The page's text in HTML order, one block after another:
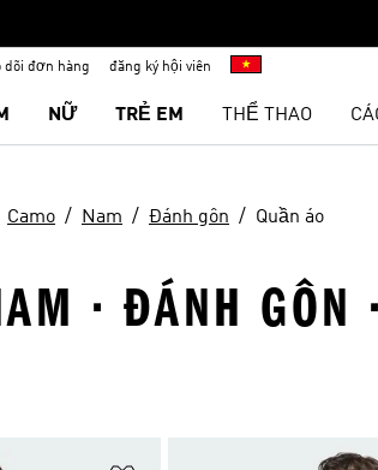
dõi đơn hàng đăng ký hội viên
NỮ TRẺ EM THỂ THAO
Camo Nam Đánh gôn Quần áo
· ĐÁNH GÔN